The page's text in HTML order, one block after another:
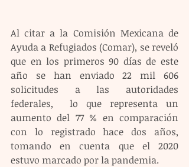
Al citar a la Comisión Mexicana de
Ayuda a Refugiados (Comar), se reveló
que en los primeros 90 días de este
año se han enviado 22 mil 606
solicitudes a las autoridades
federales,  lo que representa un
aumento del 77 % en comparación
con lo registrado hace dos años,
tomando en cuenta que el 2020
estuvo marcado por la pandemia.